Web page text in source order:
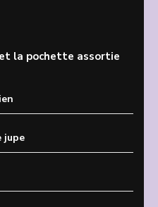
la pochette assortie
jupe